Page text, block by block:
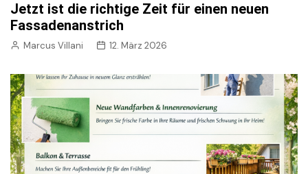
Jetzt ist die richtige Zeit für einen neuen
Fassadenanstrich
Marcus Villani 12. März 2026